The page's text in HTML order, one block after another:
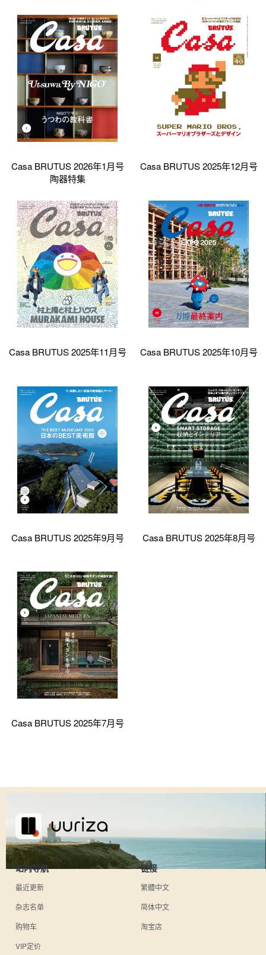
Casa BRUTUS 2026年1月号
陶器特集
Casa BRUTUS 2025年12月号
Casa BRUTUS 2025年11月号 Casa BRUTUS 2025年10月号
Casa BRUTUS 2025年9月号 Casa BRUTUS 2025年8月号
Casa BRUTUS 2025年7月号
站内导航
最近更新
杂志名单
购物车
VIP定价
链接
繁體中文
简体中文
淘宝店